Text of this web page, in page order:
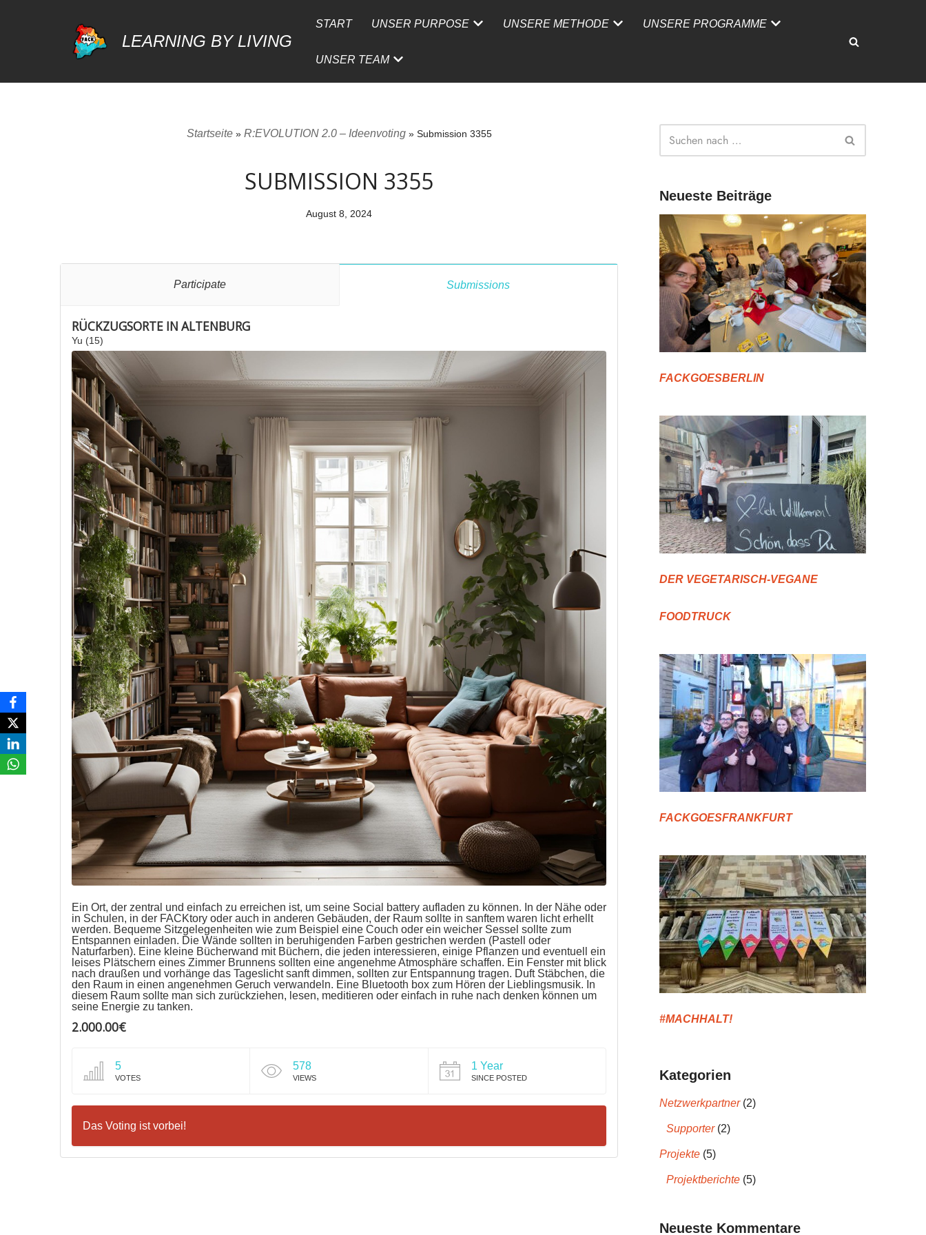
LEARNING BY LIVING
START UNSER PURPOSE UNSERE METHODE UNSERE PROGRAMME
UNSER TEAM
Startseite» R:EVOLUTION 2.0 – Ideenvoting» Submission 3355
SUBMISSION 3355
August 8, 2024
Participate Submissions
RÜCKZUGSORTE IN ALTENBURG
Yu (15)
Ein Ort, der zentral und einfach zu erreichen ist, um seine Social battery aufladen zu können. In der Nähe oder
in Schulen, in der FACKtory oder auch in anderen Gebäuden, der Raum sollte in sanftem waren licht erhellt
werden. Bequeme Sitzgelegenheiten wie zum Beispiel eine Couch oder ein weicher Sessel sollte zum
Entspannen einladen. Die Wände sollten in beruhigenden Farben gestrichen werden (Pastell oder
Naturfarben). Eine kleine Bücherwand mit Büchern, die jeden interessieren, einige Pflanzen und eventuell ein
leises Plätschern eines Zimmer Brunnens sollten eine angenehme Atmosphäre schaffen. Ein Fenster mit blick
nach draußen und vorhänge das Tageslicht sanft dimmen, sollten zur Entspannung tragen. Duft Stäbchen, die
den Raum in einen angenehmen Geruch verwandeln. Eine Bluetooth box zum Hören der Lieblingsmusik. In
diesem Raum sollte man sich zurückziehen, lesen, meditieren oder einfach in ruhe nach denken können um
seine Energie zu tanken.
2.000.00€
5
VOTES
578
VIEWS
1 Year
SINCE POSTED
Das Voting ist vorbei!
Neueste Beiträge
FACKGOESBERLIN
DER VEGETARISCH-VEGANE
FOODTRUCK
FACKGOESFRANKFURT
#MACHHALT!
Kategorien
Netzwerkpartner(2)
Supporter(2)
Projekte (5)
Projektberichte (5)
Neueste Kommentare